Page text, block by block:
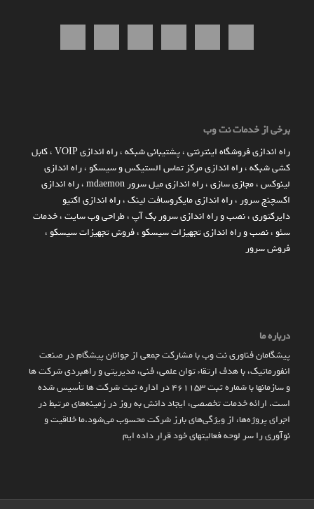
برخی از خدمات نت وب
راه اندازي فروشگاه اينترنتي،پشتیبانی شبکه،راه اندازی VOIP ،کابل
کشی شبکه،راه اندازی مرکز تماس الستیکس و سیسکو ،راه اندازی
لینوکس،مجازی سازی،راه اندازی میل سرور mdaemon ،راه اندازی
اکسچنج سرور ،راه اندازی مایکروسافت لینک،راه اندازی اکتیو
دایرکتوری،نصب و راه اندازی سرور بک آپ،طراحی وب سایت،خدمات
سئو ،نصب و راه اندازی تجهیزات سیسکو ،فروش تجهیزات سیسکو ،
فروش سرور
درباره ما
پیشگامان فناوری نت وب با مشارکت جمعی از جوانان پیشگام در صنعت
انفورماتیک، با هدف ارتقاء توان علمی، فنی، مدیریتی و راهبردی شرکت ها
و سازمان­ها با شماره ثبت 461153 در اداره ثبت شرکت ها تأسیس شده
است. ارائه خدمات تخصصی، ایجاد دانش به‌ روز در زمینه‌های مرتبط در
اجرای پروژه‌ها، از ویژگی‌های بارز شرکت محسوب می‌شود.ما خلاقیت و
نوآوری را سر لوحه فعالیتهای خود قرار داده ایم